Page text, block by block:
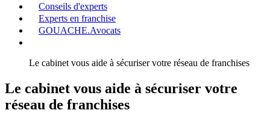
Conseils d'experts
Experts en franchise
GOUACHE.Avocats
Le cabinet vous aide à sécuriser votre réseau de franchises
Le cabinet vous aide à sécuriser votre
réseau de franchises